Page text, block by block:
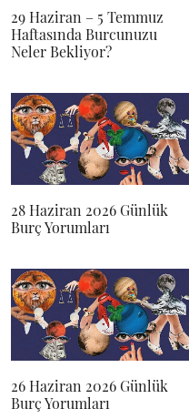
29 Haziran – 5 Temmuz
Haftasında Burcunuzu
Neler Bekliyor?
28 Haziran 2026 Günlük
Burç Yorumları
26 Haziran 2026 Günlük
Burç Yorumları